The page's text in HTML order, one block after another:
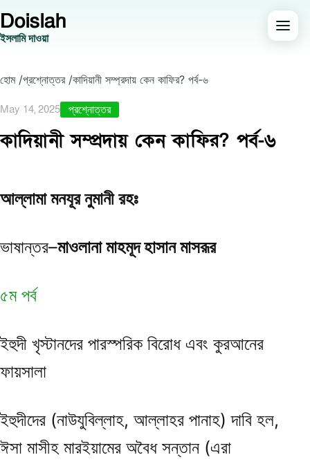
Doislah
ইসলামি দাওয়া
হোম /প্রশ্নোত্তর /কাদিয়ানী সম্প্রদায় কেন কাফির? পর্ব-৬
May 14, 2025 প্রশ্নোত্তর
কাদিয়ানী সম্প্রদায় কেন কাফির? পর্ব-৬
আল্লামা মনযূর নুমানী রহঃ
ভাষান্তর–মাওলানা মাহমূদ হাসান মাসরূর
৫ম পর্ব
ইহুদী খৃস্টানদের পারস্পরিক বিরোধ এবং কুরআনের
ফায়সালা
ইহুদীদের (নাউযুবিল্লাহ, আল্লাহর পানাহ) দাবি হল,
ঈসা মাসীহ মারইয়ামের অবৈধ সন্তান (এরা